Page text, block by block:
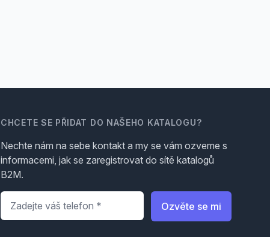
CHCETE SE PŘIDAT DO NAŠEHO KATALOGU?
Nechte nám na sebe kontakt a my se vám ozveme s
informacemi, jak se zaregistrovat do sítě katalogů
B2M.
Telefon
Ozvěte se mi